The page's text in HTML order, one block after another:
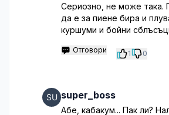
Сериозно, не може така.
да е за пиене бира и
куршуми и бойни
Отговори 1 0
super_boss
Абе, кабакум... Пак ли?